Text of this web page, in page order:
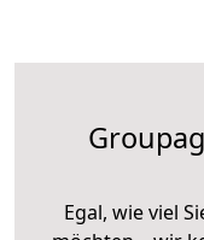
Egal, wie viel